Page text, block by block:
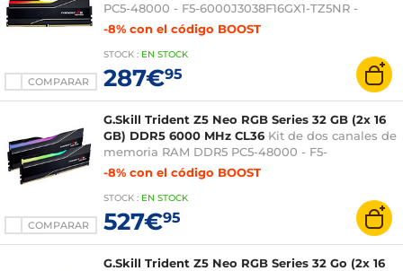
COMPARAR
PC5-48000 - F5-6000J3038F16GX1-TZ5NR -
Optimizada para AMD
-8% con el código BOOST
STOCK : EN STOCK
287€95
COMPARAR
G.Skill Trident Z5 Neo RGB Series 32 GB (2x 16
GB) DDR5 6000 MHz CL36 Kit de dos canales de
memoria RAM DDR5 PC5-48000 - F5-
6000J3636F16GX2-TZ5NR
-8% con el código BOOST
STOCK : EN STOCK
527€95
G.Skill Trident Z5 Neo RGB Series 32 Go (2x 16